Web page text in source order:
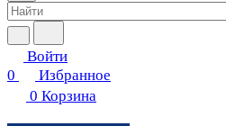
Войти
0
Избранное
0 Корзина